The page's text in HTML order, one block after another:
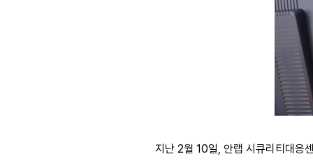
지난 2월 10일, 안랩 시큐리티대